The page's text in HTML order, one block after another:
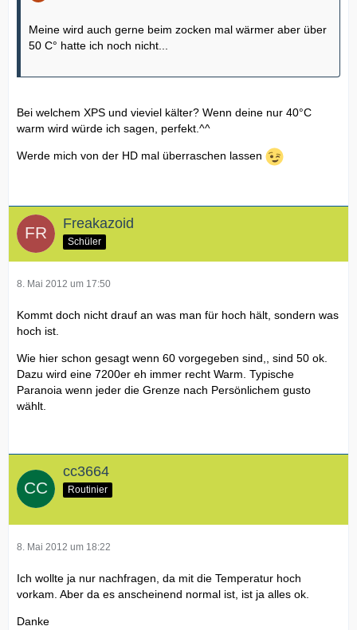
Meine wird auch gerne beim zocken mal wärmer aber über
50 C° hatte ich noch nicht...
Bei welchem XPS und vieviel kälter? Wenn deine nur 40°C
warm wird würde ich sagen, perfekt.^^
Werde mich von der HD mal überraschen lassen
Freakazoid
Schüler
8. Mai 2012 um 17:50
Kommt doch nicht drauf an was man für hoch hält, sondern was
hoch ist.
Wie hier schon gesagt wenn 60 vorgegeben sind,, sind 50 ok.
Dazu wird eine 7200er eh immer recht Warm. Typische
Paranoia wenn jeder die Grenze nach Persönlichem gusto
wählt.
cc3664
Routinier
8. Mai 2012 um 18:22
Ich wollte ja nur nachfragen, da mit die Temperatur hoch
vorkam. Aber da es anscheinend normal ist, ist ja alles ok.
Danke